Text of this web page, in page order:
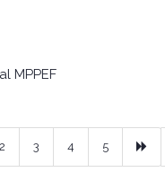
MPPEF
2 3 4 5